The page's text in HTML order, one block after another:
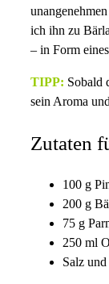
ich ihn zu
– in Form
TIPP: Sobald
sein Aroma
Zutaten
100 g
200 g
75 g
250 ml
Salz